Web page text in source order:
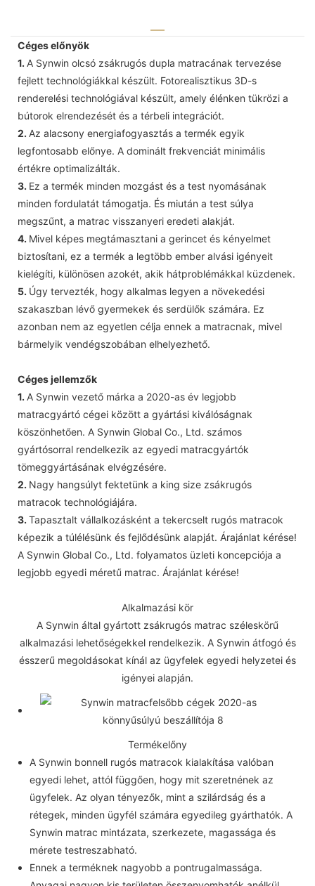
Céges előnyök
1. A Synwin olcsó zsákrugós dupla matracának tervezése
fejlett technológiákkal készült. Fotorealisztikus 3D-s
renderelési technológiával készült, amely élénken tükrözi a
bútorok elrendezését és a térbeli integrációt.
2. Az alacsony energiafogyasztás a termék egyik
legfontosabb előnye. A dominált frekvenciát minimális
értékre optimalizálták.
3. Ez a termék minden mozgást és a test nyomásának
minden fordulatát támogatja. És miután a test súlya
megszűnt, a matrac visszanyeri eredeti alakját.
4. Mivel képes megtámasztani a gerincet és kényelmet
biztosítani, ez a termék a legtöbb ember alvási igényeit
kielégíti, különösen azokét, akik hátproblémákkal küzdenek.
5. Úgy tervezték, hogy alkalmas legyen a növekedési
szakaszban lévő gyermekek és serdülők számára. Ez
azonban nem az egyetlen célja ennek a matracnak, mivel
bármelyik vendégszobában elhelyezhető.
Céges jellemzők
1. A Synwin vezető márka a 2020-as év legjobb
matracgyártó cégei között a gyártási kiválóságnak
köszönhetően. A Synwin Global Co., Ltd. számos
gyártósorral rendelkezik az egyedi matracgyártók
tömeggyártásának elvégzésére.
2. Nagy hangsúlyt fektetünk a king size zsákrugós
matracok technológiájára.
3. Tapasztalt vállalkozásként a tekercselt rugós matracok
képezik a túlélésünk és fejlődésünk alapját. Árajánlat kérése!
A Synwin Global Co., Ltd. folyamatos üzleti koncepciója a
legjobb egyedi méretű matrac. Árajánlat kérése!
Alkalmazási kör
A Synwin által gyártott zsákrugós matrac széleskörű
alkalmazási lehetőségekkel rendelkezik. A Synwin átfogó és
ésszerű megoldásokat kínál az ügyfelek egyedi helyzetei és
igényei alapján.
Termékelőny
A Synwin bonnell rugós matracok kialakítása valóban
egyedi lehet, attól függően, hogy mit szeretnének az
ügyfelek. Az olyan tényezők, mint a szilárdság és a
rétegek, minden ügyfél számára egyedileg gyárthatók. A
Synwin matrac mintázata, szerkezete, magassága és
mérete testreszabható.
Ennek a terméknek nagyobb a pontrugalmassága.